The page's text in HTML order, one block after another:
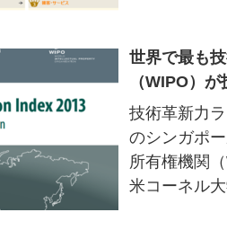
世界で最も
（WIPO）
技術革新力
のシンガポ
所有権機関
米コーネル